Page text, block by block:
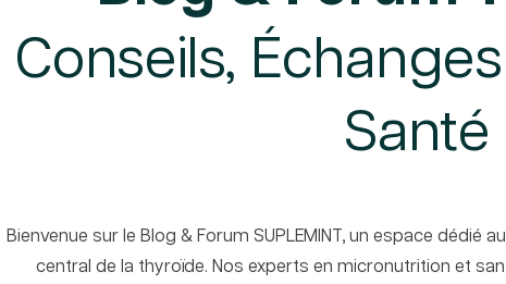
Conseils,
Santé
Bienvenue sur le Blog & Forum SUPLEMINT, un espace dédié
central de la thyroïde. Nos experts en micronutrition et